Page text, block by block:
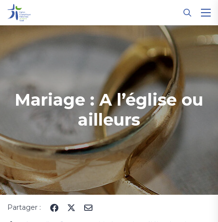
Mariage : A l’église ou
ailleurs
Partager :
Panneau de gestion des cookies